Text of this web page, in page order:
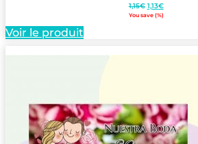
1,15€ Le
prix
1,13€Le
prix
You save (%)
Voir le produit